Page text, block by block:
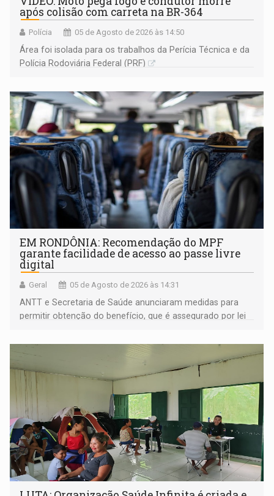
após colisão com carreta na BR-364
Polícia 05 de Agosto de 2026 às 14:50
Área foi isolada para os trabalhos da Perícia Técnica e da
Polícia Rodoviária Federal (PRF)
EM RONDÔNIA: Recomendação do MPF
garante facilidade de acesso ao passe livre
digital
Geral 05 de Agosto de 2026 às 14:31
ANTT e Secretaria de Saúde anunciaram medidas para
permitir obtenção do benefício, que é assegurado por lei